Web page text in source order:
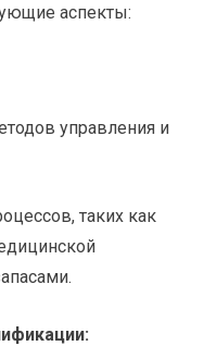
аспекты:
управления и
таких как